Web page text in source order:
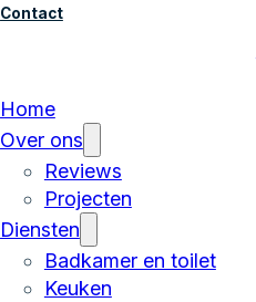
Contact
Home
Over ons
Reviews
Projecten
Diensten
Badkamer en toilet
Keuken